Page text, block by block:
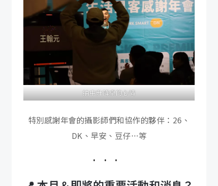
抽中升降桌的心情
特別感謝年會的攝影師們和協作的夥伴：26、
DK、早安、豆仔…等